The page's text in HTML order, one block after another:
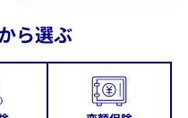
ら選ぶ